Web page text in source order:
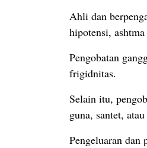
Ahli dan
hipotensi,
Pengobatan
frigidnitas.
Selain itu,
guna, santet,
Pengeluaran dan